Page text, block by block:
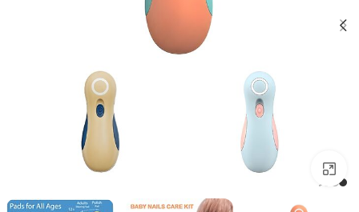
بزرگتر ببینید